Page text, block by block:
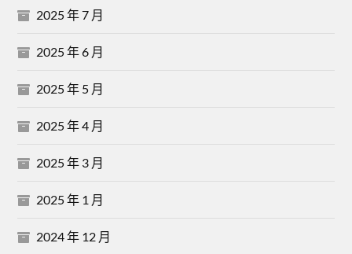
2025 年 7 月
2025 年 6 月
2025 年 5 月
2025 年 4 月
2025 年 3 月
2025 年 1 月
2024 年 12 月